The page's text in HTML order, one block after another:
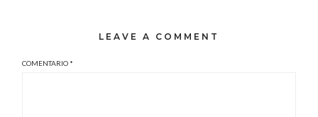
LEAVE A COMMENT
COMENTARIO *